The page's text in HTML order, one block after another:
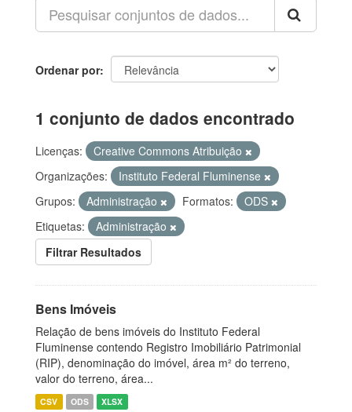
Ordenar por
1 conjunto de dados encontrado
Licenças:
Creative Commons Atribuição
Organizações:
Instituto Federal Fluminense
Grupos:
Administração Formatos:
ODS
Etiquetas:
Administração
Filtrar Resultados
Bens Imóveis
Relação de bens imóveis do Instituto Federal
Fluminense contendo Registro Imobiliário Patrimonial
(RIP), denominação do imóvel, área m² do terreno,
valor do terreno, área...
CSV ODS XLSX